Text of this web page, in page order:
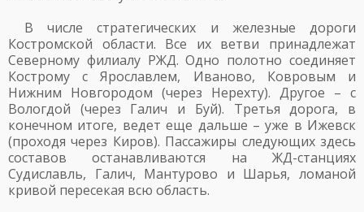
В числе стратегических и железные дороги
Костромской области. Все их ветви принадлежат
Северному филиалу РЖД. Одно полотно соединяет
Кострому с Ярославлем, Иваново, Ковровым и
Нижним Новгородом (через Нерехту). Другое – с
Вологдой (через Галич и Буй). Третья дорога, в
конечном итоге, ведет еще дальше – уже в Ижевск
(проходя через Киров). Пассажиры следующих здесь
составов останавливаются на ЖД-станциях
Судиславль, Галич, Мантурово и Шарья, ломаной
кривой пересекая всю область.